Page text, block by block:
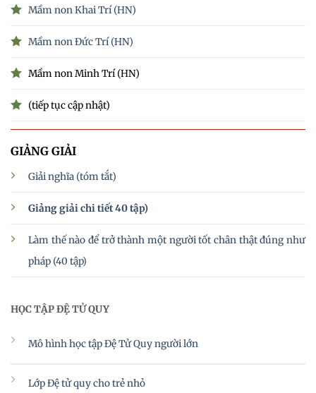
Mầm non Khai Trí (HN)
Mầm non Đức Trí (HN)
Mầm non Minh Trí (HN)
(tiếp tục cập nhật)
GIẢNG GIẢI
Giải nghĩa (tóm tắt)
Giảng giải chi tiết 40 tập)
Làm thế nào để trở thành một người tốt chân thật đúng như
pháp (40 tập)
HỌC TẬP ĐỆ TỬ QUY
Mô hình học tập Đệ Tử Quy người lớn
Lớp Đệ tử quy cho trẻ nhỏ